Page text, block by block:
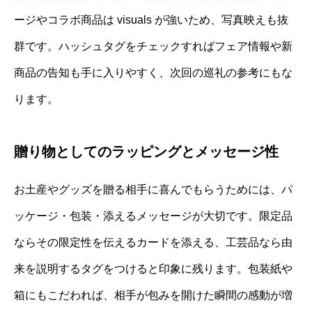
ージやコラボ商品は visuals が強いため、写真映えも抜
群です。ハッシュタグをチェックすればフェア情報や新
商品の告知も手に入りやすく、次回の巡礼の参考にもな
ります。
贈り物としてのラッピングとメッセージ性
お土産やグッズを贈る相手に喜んでもらうためには、パ
ッケージ・包装・添えるメッセージが大切です。限定品
ならその限定性を伝えるカードを添える、工芸品なら由
来を説明するタグをつけると印象に残ります。包装紙や
箱にもこだわれば、相手が包みを開けた瞬間の感動が増